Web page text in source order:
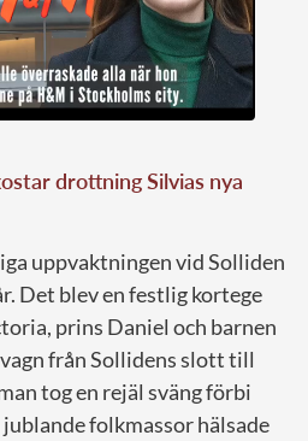
drottning Silvias nya
uppvaktningen vid Solliden
Det blev en festlig kortege
prins Daniel och barnen
från Sollidens slott till
tog en rejäl sväng förbi
folkmassor hälsade